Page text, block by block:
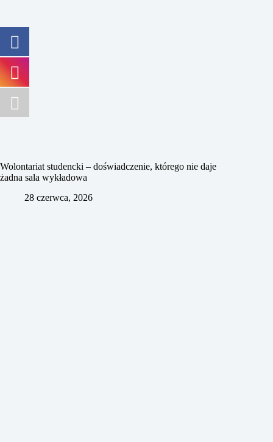
Wolontariat studencki – doświadczenie, którego nie daje
żadna sala wykładowa
28 czerwca, 2026